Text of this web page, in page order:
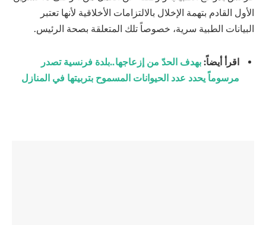
الأول القادم بتهمة الإخلال بالالتزامات الأخلاقية لأنها تعتبر
البيانات الطبية سرية، خصوصاً تلك المتعلقة بصحة الرئيس.
اقرأ أيضاً: بهدف الحدّ من إزعاجها..بلدة فرنسية تصدر
مرسوماً يحدد عدد الحيوانات المسموح بتربيتها في المنازل